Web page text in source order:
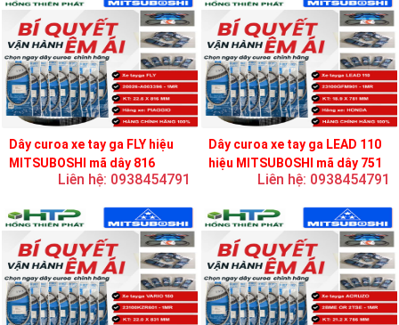
Dây curoa xe tay ga FLY hiệu
MITSUBOSHI mã dây 816
Liên hệ: 0938454791
Dây curoa xe tay ga LEAD 110
hiệu MITSUBOSHI mã dây 751
Liên hệ: 0938454791